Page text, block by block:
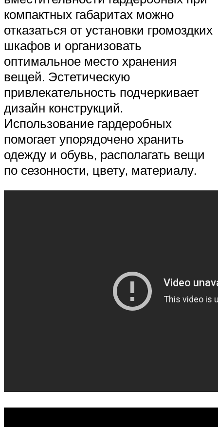
компактных габаритах можно
отказаться от установки громоздких
шкафов и организовать
оптимальное место хранения
вещей. Эстетическую
привлекательность подчеркивает
дизайн конструкций.
Использование гардеробных
помогает упорядочено хранить
одежду и обувь, располагать вещи
по сезонности, цвету, материалу.